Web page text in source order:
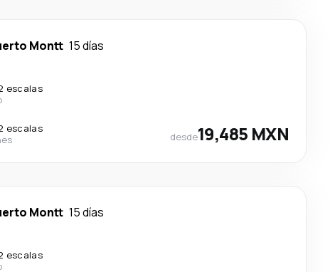
Montt 15 días
escalas
escalas
desde19,485 MXN
Montt 15 días
escalas